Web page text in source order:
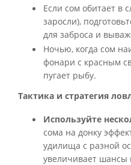
Если сом обитает в
заросли),
для заброса и
Ночью, когда сом
фонари с красным
пугает рыбу.
Тактика и стратегия
Используйте
сома на донку
удилища с разной
увеличивает шансы